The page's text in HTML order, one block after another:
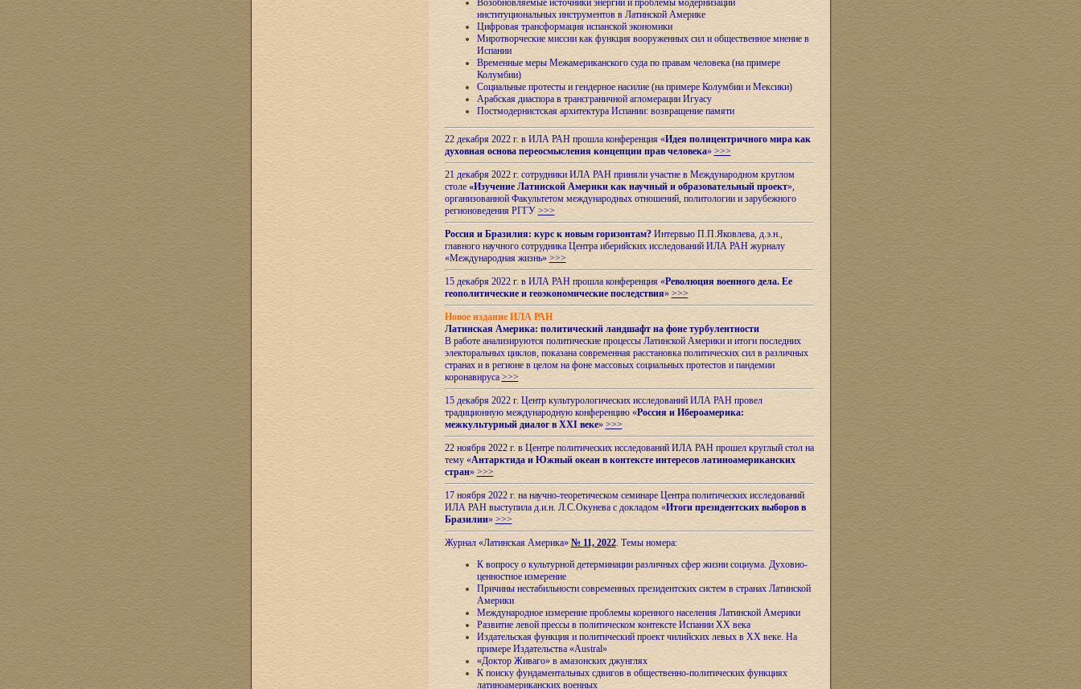
Возобновляемые источники энергии и проблемы модернизации
институциональных инструментов в Латинской Америке
Цифровая трансформация испанской экономики
Миротворческие миссии как функция вооруженных сил и общественное мнение в
Испании
Временные меры Межамериканского суда по правам человека (на примере
Колумбии)
Социальные протесты и гендерное насилие (на примере Колумбии и Мексики)
Арабская диаспора в трансграничной агломерации Игуасу
Постмодернистская архитектура Испании: возвращение памяти
22 декабря 2022 г. в ИЛА РАН прошла конференция «Идея полицентричного мира как
духовная основа переосмысления концепции прав человека» >>>
21 декабря 2022 г. сотрудники ИЛА РАН приняли участие в Международном круглом
столе «Изучение Латинской Америки как научный и образовательный проект»,
организованной Факультетом международных отношений, политологии и зарубежного
регионоведения РГГУ >>>
Россия и Бразилия: курс к новым горизонтам?Интервью П.П.Яковлева, д.э.н.,
главного научного сотрудника Центра иберийских исследований ИЛА РАН журналу
«Международная жизнь» >>>
15 декабря 2022 г. в ИЛА РАН прошла конференция «Революция военного дела. Ее
геополитические и геоэкономические последствия» >>>
Новое издание ИЛА РАН
Латинская Америка: политический ландшафт на фоне турбулентности
В работе анализируются политические процессы Латинской Америки и итоги последних
электоральных циклов, показана современная расстановка политических сил в различных
странах и в регионе в целом на фоне массовых социальных протестов и пандемии
коронавируса >>>
15 декабря 2022 г. Центр культурологических исследований ИЛА РАН провел
традиционную международную конференцию «Россия и Ибероамерика:
межкультурный диалог в XXI веке» >>>
22 ноября 2022 г. в Центре политических исследований ИЛА РАН прошел круглый стол на
тему «Антарктида и Южный океан в контексте интересов латиноамериканских
стран» >>>
17 ноября 2022 г. на научно-теоретическом семинаре Центра политических исследований
ИЛА РАН выступила д.и.н. Л.С.Окунева с докладом «Итоги президентских выборов в
Бразилии» >>>
Журнал «Латинская Америка» № 11, 2022. Темы номера:
К вопросу о культурной детерминации различных сфер жизни социума. Духовно-
ценностное измерение
Причины нестабильности современных президентских систем в странах Латинской
Америки
Международное измерение проблемы коренного населения Латинской Америки
Развитие левой прессы в политическом контексте Испании XX века
Издательская функция и политический проект чилийских левых в XX веке. На
примере Издательства «Austral»
«Доктор Живаго» в амазонских джунглях
К поиску фундаментальных сдвигов в общественно-политических функциях
латиноамериканских военных